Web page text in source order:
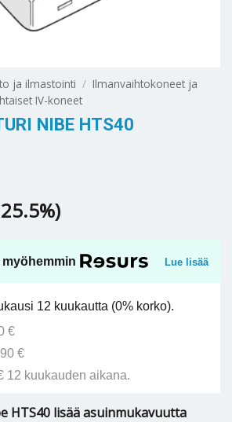
ja ilmastointi / Ilmanvaihtokoneet ja
IV-koneet
NIBE HTS40
Lue lisää
12 kuukautta (0% korko).
€
€
12 kuukauden aikana.
HTS40 lisää asuinmukavuutta